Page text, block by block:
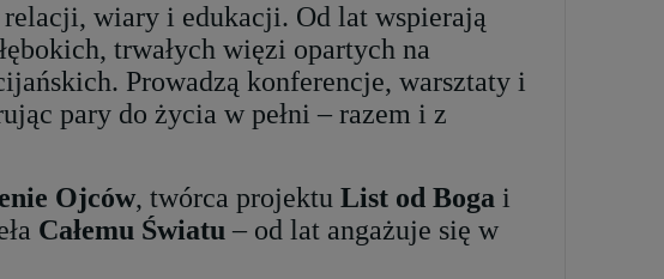
DO KOSZYKA
relacji, wiary i edukacji. Od lat wspierają
trwałych więzi opartych na
Prowadzą konferencje, warsztaty i
pary do życia w pełni – razem i z
Ojców, twórca projektu List od Boga i
Całemu Światu – od lat angażuje się w